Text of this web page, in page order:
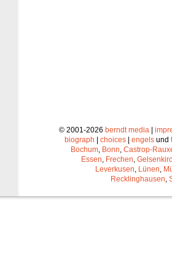
© 2001-2026 berndt media |
biograph | choices | engels und
Bochum Bonn Castrop-
Essen Frechen
Leverkusen Lünen
Recklinghausen